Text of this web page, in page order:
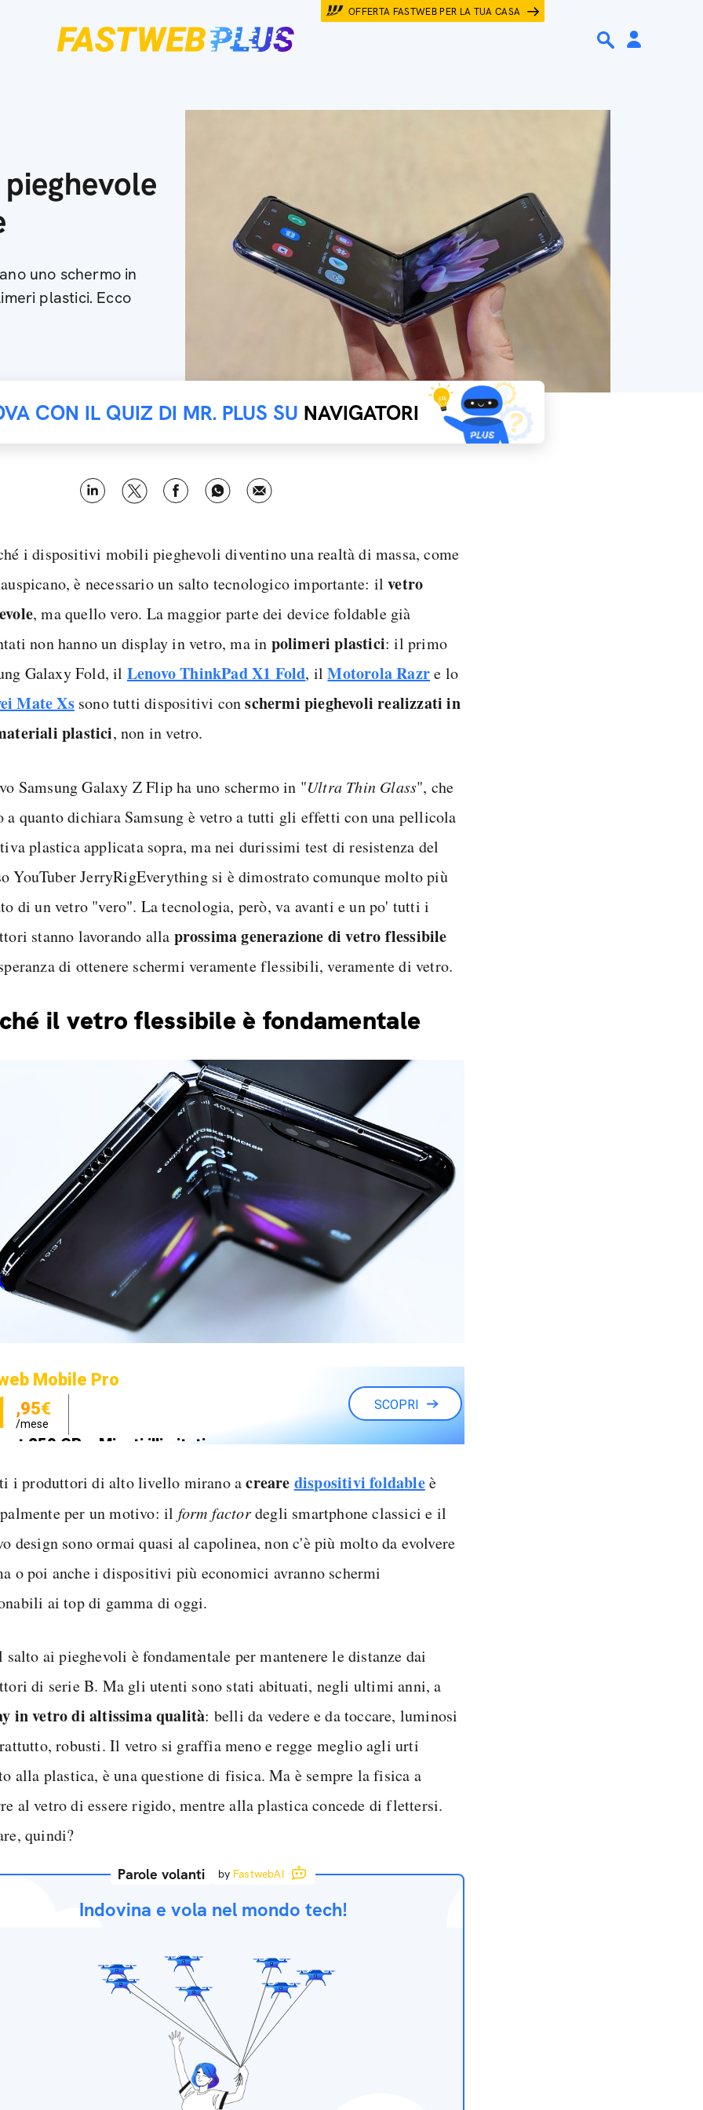
OFFERTA FASTWEB PER LA TUA CASA
uno schermo in
plastici. Ecco
CON IL QUIZ DI MR. PLUS SU NAVIGATORI
i dispositivi mobili pieghevoli diventino una realtà di massa, come
è necessario un salto tecnologico importante: ilvetro
, ma quello vero. La maggior parte dei device foldable già
non hanno un display in vetro, ma in polimeri plastici: il primo
Galaxy Fold, il Lenovo ThinkPad X1 Fold, ilMotorola Razre lo
Mate Xssono tutti dispositivi conschermi pieghevoli realizzati in
plastici, non in vetro.
Samsung Galaxy Z Flip ha uno schermo in "Ultra Thin Glass", che
a quanto dichiara Samsung è vetro a tutti gli effetti con una pellicola
plastica applicata sopra, ma nei durissimi test di resistenza del
YouTuber JerryRigEverything si è dimostrato comunque molto più
di un vetro "vero". La tecnologia, però, va avanti e un po' tutti i
stanno lavorando alla prossima generazione di vetro flessibile
di ottenere schermi veramente flessibili, veramente di vetro.
il vetro flessibile è fondamentale
Mobile Pro
,95€
/mese
250 GB e Minuti illimitati
SCOPRI
i produttori di alto livello mirano acreare dispositivi foldableè
per un motivo: il form factordegli smartphone classici e il
design sono ormai quasi al capolinea, non c'è più molto da evolvere
o poi anche i dispositivi più economici avranno schermi
ai top di gamma di oggi.
salto ai pieghevoli è fondamentale per mantenere le distanze dai
di serie B. Ma gli utenti sono stati abituati, negli ultimi anni, a
in vetro di altissima qualità: belli da vedere e da toccare, luminosi
robusti. Il vetro si graffia meno e regge meglio agli urti
alla plastica, è una questione di fisica. Ma è sempre la fisica a
al vetro di essere rigido, mentre alla plastica concede di flettersi.
quindi?
Parole volanti by FastwebAI
Indovina e vola nel mondo tech!